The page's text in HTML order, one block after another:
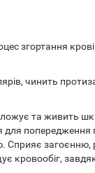
згортання
чинить
та живить
попередження